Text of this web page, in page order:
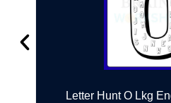
Letter Hunt O Lkg